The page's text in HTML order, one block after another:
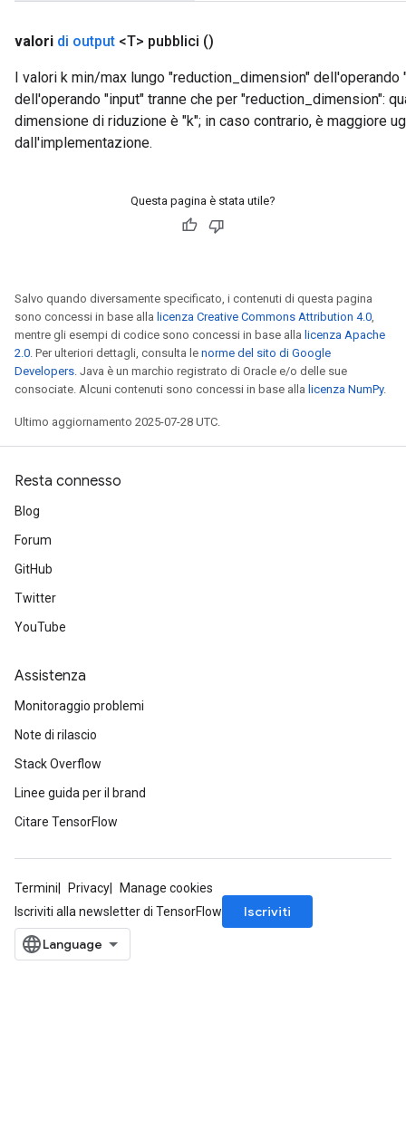
valori di output <T> pubblici ()
I valori k min/max lungo "reduction_dimension"
dell'operando "input" tranne che per "reduction_dimension":
dimensione di riduzione è "k"; in caso contrario, è maggiore
dall'implementazione.
Questa pagina è stata utile?
Salvo quando diversamente specificato, i contenuti di questa pagina
sono concessi in base alla licenza Creative Commons Attribution 4.0,
mentre gli esempi di codice sono concessi in base alla licenza Apache
2.0. Per ulteriori dettagli, consulta le norme del sito di Google
Developers. Java è un marchio registrato di Oracle e/o delle sue
consociate. Alcuni contenuti sono concessi in base alla licenza NumPy.
Ultimo aggiornamento 2025-07-28 UTC.
Resta connesso
Blog
Forum
GitHub
Twitter
YouTube
Assistenza
Monitoraggio problemi
Note di rilascio
Stack Overflow
Linee guida per il brand
Citare TensorFlow
Termini Privacy
Manage cookies
Iscriviti alla newsletter di TensorFlow
Iscriviti